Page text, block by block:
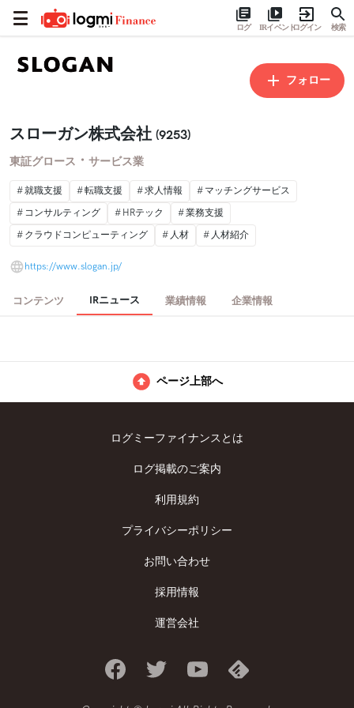
ログ IRイベントログイン 検索
フォロー
スローガン株式会社 (9253)
東証グロース ・ サービス業
就職支援 転職支援 求人情報
マッチングサービス
コンサルティング
HRテック
業務支援
クラウドコンピューティング
人材 人材紹介
https://www.slogan.jp/
コンテンツ IRニュース 業績情報 企業情報
ページ上部へ
ログミーファイナンスとは
ログ掲載のご案内
利用規約
プライバシーポリシー
お問い合わせ
採用情報
運営会社